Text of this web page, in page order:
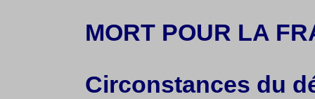
MORT POUR LA
Circonstances du